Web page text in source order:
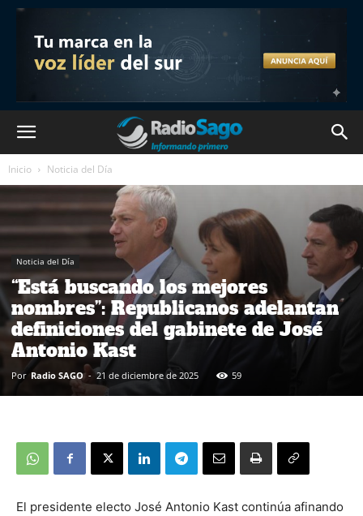
Inicio Noticia del Día
Noticia del Día
“Está buscando los mejores
nombres”: Republicanos adelantan
definiciones del gabinete de José
Antonio Kast
Por Radio SAGO - 21 de diciembre de 2025 59
El presidente electo José Antonio Kast continúa afinando